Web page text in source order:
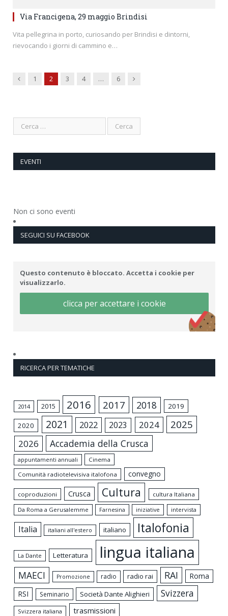
Via Francigena, 29 maggio Brindisi
Vita pellegrina in porto, curiosando per Brindisi e dintorni,
rievocando i giorni di cammino e…
Previous
1 2 3 4 … 6 Next
EVENTI
Non ci sono eventi
SEGUICI SU FACEBOOK
Questo contenuto è bloccato. Accetta i cookie per
visualizzarlo.
clicca per accettare i cookie
RICERCA PER TEMATICHE
2014 2015 2016 2017 2018 2019
2020 2021 2022 2023 2024 2025
2026 Accademia della Crusca
appuntamenti annuali
Cinema
Comunità radiotelevisiva italofona
convegno
coproduzioni Crusca Cultura
cultura Italiana
Da Roma a Gerusalemme
Farnesina iniziative intervista
Italia italiani all'estero italiano Italofonia
La Dante Letteratura lingua italiana
MAECI Promozione radio radio rai RAI
Roma
RSI
Seminario Società Dante Alighieri Svizzera
Svizzera italiana trasmissioni